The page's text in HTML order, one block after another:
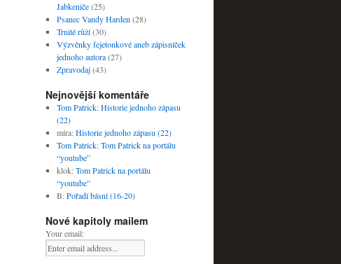
Jabkeniče(25)
Psanec Vandy Harden (28)
Trnité růží(30)
Výzvěnky fejetonkové aneb zápisníček
jednoho autora(27)
Zpravodaj(43)
Nejnovější komentáře
Tom Patrick:Historie jednoho zápasu
(22)
míra:Historie jednoho zápasu (22)
Tom Patrick:Tom Patrick na portálu
“youtube”
klok:Tom Patrick na portálu
“youtube”
B:Pořadí básní (16-20)
Nové kapitoly mailem
Your email: